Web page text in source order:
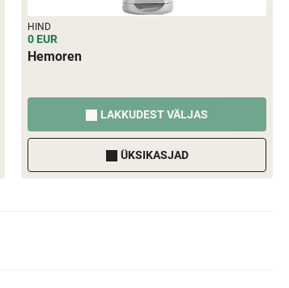
HIND
0 EUR
Hemoren
LAKKUDEST VÄLJAS
ÜKSIKASJAD